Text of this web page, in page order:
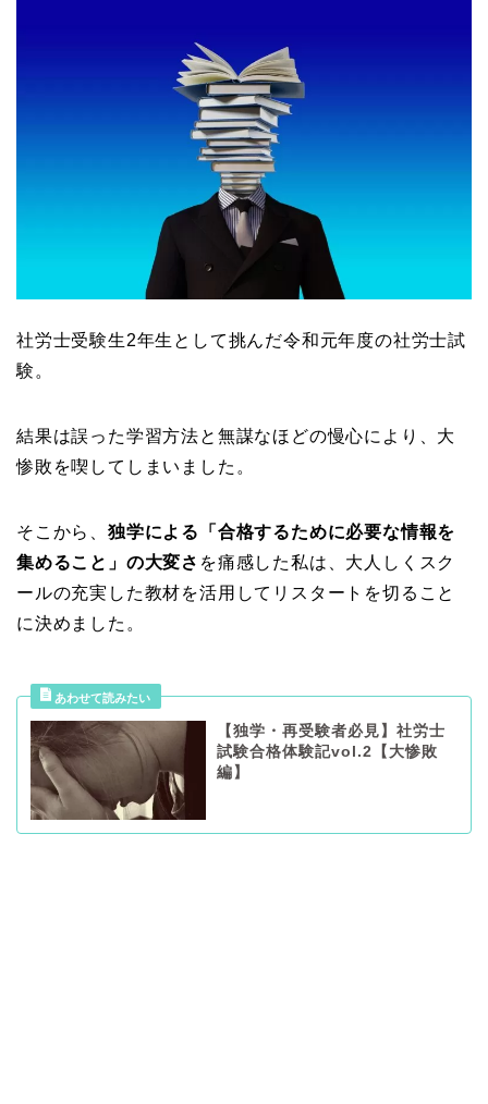
社労士受験生2年生として挑んだ令和元年度の社労士試
験。
結果は誤った学習方法と無謀なほどの慢心により、大
惨敗を喫してしまいました。
そこから、 独学による「合格するために必要な情報を
集めること」の大変さ を痛感した私は、大人しくスク
ールの充実した教材を活用してリスタートを切ること
に決めました。
【独学・再受験者必見】社労士
試験合格体験記vol.2【大惨敗
編】